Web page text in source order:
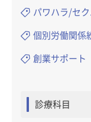
パワハラ/セク
個別労働関係
創業サポート
診療科目